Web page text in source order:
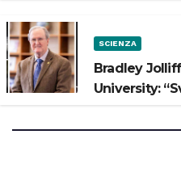
SCIENZA
Bradley
University: